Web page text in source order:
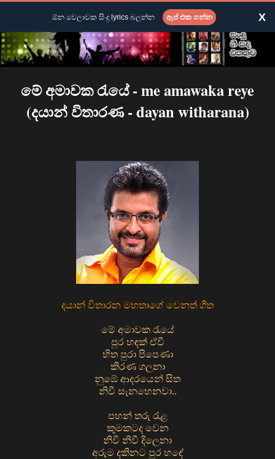
මේ අමාවක රැයේ - me amawaka reye
(දයාන් විතාරණ - dayan witharana)
දයාන් විතාරන මහතාගේ වෙනත් ගීත
මේ අමාවක රැයේ
පුර හඳක් ඒවී
හිත පුරා පිපෙණා
කිරණ ගලනා
නුඹේ ආදරයෙන් සිත
නිවී සැනහෙනවා..
පහන් තරු රැළ
කුමකටද වෙන
නිවි නිවී දිලෙනා
අරුම දකිනට පුර හඳේ
ඕන වෙලාවක සිංදු lyrics බලන්න ඇප් එක ගන්න X